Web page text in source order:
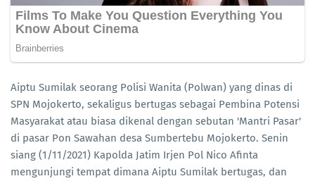
Aiptu Sumilak seorang Polisi Wanita (Polwan) yang dinas di
SPN Mojokerto, sekaligus bertugas sebagai Pembina Potensi
Masyarakat atau biasa dikenal dengan sebutan 'Mantri Pasar'
di pasar Pon Sawahan desa Sumbertebu Mojokerto. Senin
siang (1/11/2021) Kapolda Jatim Irjen Pol Nico Afinta
mengunjungi tempat dimana Aiptu Sumilak bertugas, dan